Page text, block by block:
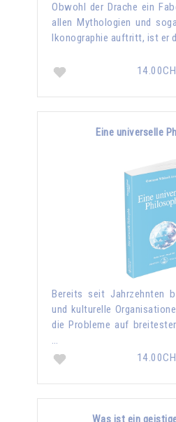
Obwohl der Drache ein
allen Mythologien und
Ikonographie auftritt, ist er
Eine universelle
Bereits seit Jahrzehnten
und kulturelle
die Probleme auf
…
Was ist ein